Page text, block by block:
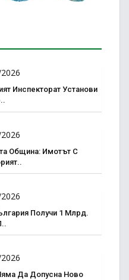
Инспекторат Установи
Община: Имотът С
Получи 1 Млрд.
Да Допусна Ново